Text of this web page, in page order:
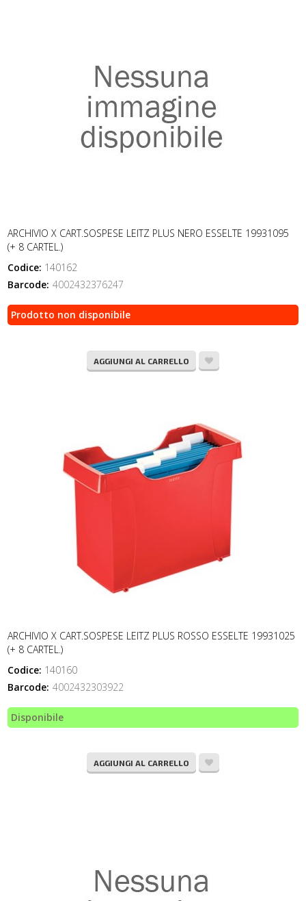
ARCHIVIO X CART.SOSPESE LEITZ PLUS NERO ESSELTE 19931095
(+ 8 CARTEL.)
Codice: 140162
Barcode: 4002432376247
Prodotto non disponibile
AGGIUNGI AL CARRELLO
ARCHIVIO X CART.SOSPESE LEITZ PLUS ROSSO ESSELTE 19931025
(+ 8 CARTEL.)
Codice: 140160
Barcode: 4002432303922
Disponibile
AGGIUNGI AL CARRELLO